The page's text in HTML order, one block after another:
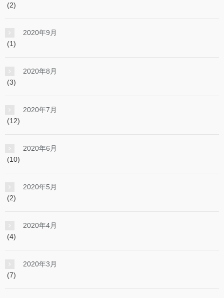
(2)
2020年9月
(1)
2020年8月
(3)
2020年7月
(12)
2020年6月
(10)
2020年5月
(2)
2020年4月
(4)
2020年3月
(7)